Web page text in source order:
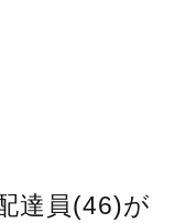
達員(46)が